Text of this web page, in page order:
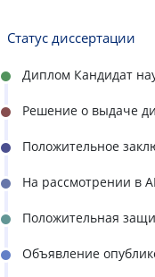
Статус диссертации
Диплом Кандидат
Решение о выдаче
Положительное
На рассмотрении в
Положительная
Объявление